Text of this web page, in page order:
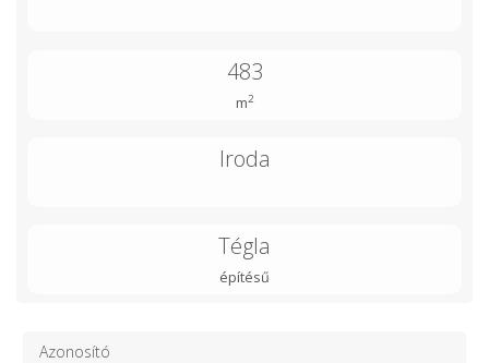
483
m2
Iroda
Tégla
építésű
Azonosító